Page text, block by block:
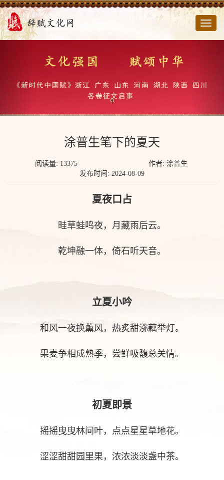
切
涂普生笔下的夏天
阅读量: 13375
作者: 涂普生
发布时间: 2024-08-09
夏夜口占
畦草蛙鸣夜，月藏雨后云。
乾坤融一体，倚石听天音。
立夏小吟
和风一夜换薰风，热炙甜㳽藕举灯。
果麦争相成熟季，尝鲜吸馥总关情。
初夏即景
摇摇曳曳林间叶，点点星星草地花。
涩涩甜甜园里果，浓浓淡淡盏中茶。